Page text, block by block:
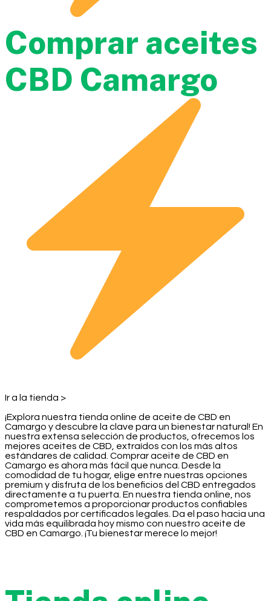
Comprar aceites
CBD Camargo
Ir a la tienda >
¡Explora nuestra tienda online de aceite de CBD en
Camargo y descubre la clave para un bienestar natural! En
nuestra extensa selección de productos, ofrecemos los
mejores aceites de CBD, extraídos con los más altos
estándares de calidad. Comprar aceite de CBD en
Camargo es ahora más fácil que nunca. Desde la
comodidad de tu hogar, elige entre nuestras opciones
premium y disfruta de los beneficios del CBD entregados
directamente a tu puerta. En nuestra tienda online, nos
comprometemos a proporcionar productos confiables
respaldados por certificados legales. Da el paso hacia una
vida más equilibrada hoy mismo con nuestro aceite de
CBD en Camargo. ¡Tu bienestar merece lo mejor!